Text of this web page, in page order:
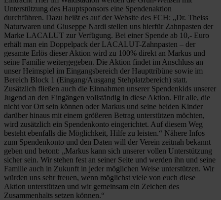
Unterstützung des Hauptsponsors eine Spendenaktion
durchführen. Dazu heißt es auf der Website des FCH: „Dr. Theiss
Naturwaren und Giuseppe Nardi stellen uns hierfür Zahnpasten der
Marke LACALUT zur Verfügung. Bei einer Spende ab 10,- Euro
erhält man ein Doppelpack der LACALUT-Zahnpasten – der
gesamte Erlös dieser Aktion wird zu 100% direkt an Markus und
seine Familie weitergegeben. Die Aktion findet im Anschluss an
unser Heimspiel im Eingangsbereich der Haupttribüne sowie im
Bereich Block 1 (Eingang/Ausgang Stehplatzbereich) statt.
Zusätzlich fließen auch die Einnahmen unserer Spendenkids unserer
Jugend an den Eingängen vollständig in diese Aktion. Für alle, die
nicht vor Ort sein können oder Markus und seine beiden Kinder
darüber hinaus mit einem größeren Betrag unterstützen möchten,
wird zusätzlich ein Spendenkonto eingerichtet. Auf diesem Weg
besteht ebenfalls die Möglichkeit, Hilfe zu leisten.“ Nähere Infos
zum Spendenkonto und den Daten will der Verein zeitnah bekannt
geben und betont: „Markus kann sich unserer vollen Unterstützung
sicher sein. Wir stehen fest an seiner Seite und werden ihn und seine
Familie auch in Zukunft in jeder möglichen Weise unterstützen. Wir
würden uns sehr freuen, wenn möglichst viele von euch diese
Aktion unterstützen und wir gemeinsam ein Zeichen des
Zusammenhalts setzen können.“